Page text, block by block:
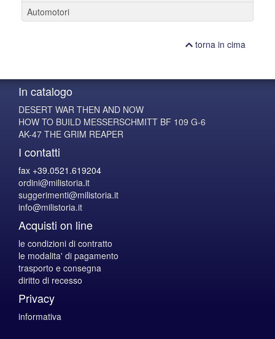
Automotori
torna in cima
In catalogo
DESERT WAR THEN AND NOW
HOW TO BUILD MESSERSCHMITT BF 109 G-6
AK-47 THE GRIM REAPER
I contatti
fax +39.0521.619204
ordini@milistoria.it
suggerimenti@milistoria.it
info@milistoria.it
Acquisti on line
le condizioni di contratto
le modalita' di pagamento
trasporto e consegna
diritto di recesso
Privacy
informativa